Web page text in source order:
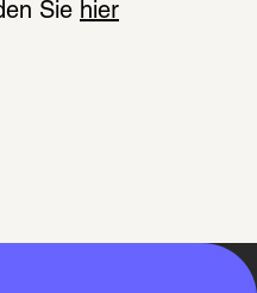
Sie hier